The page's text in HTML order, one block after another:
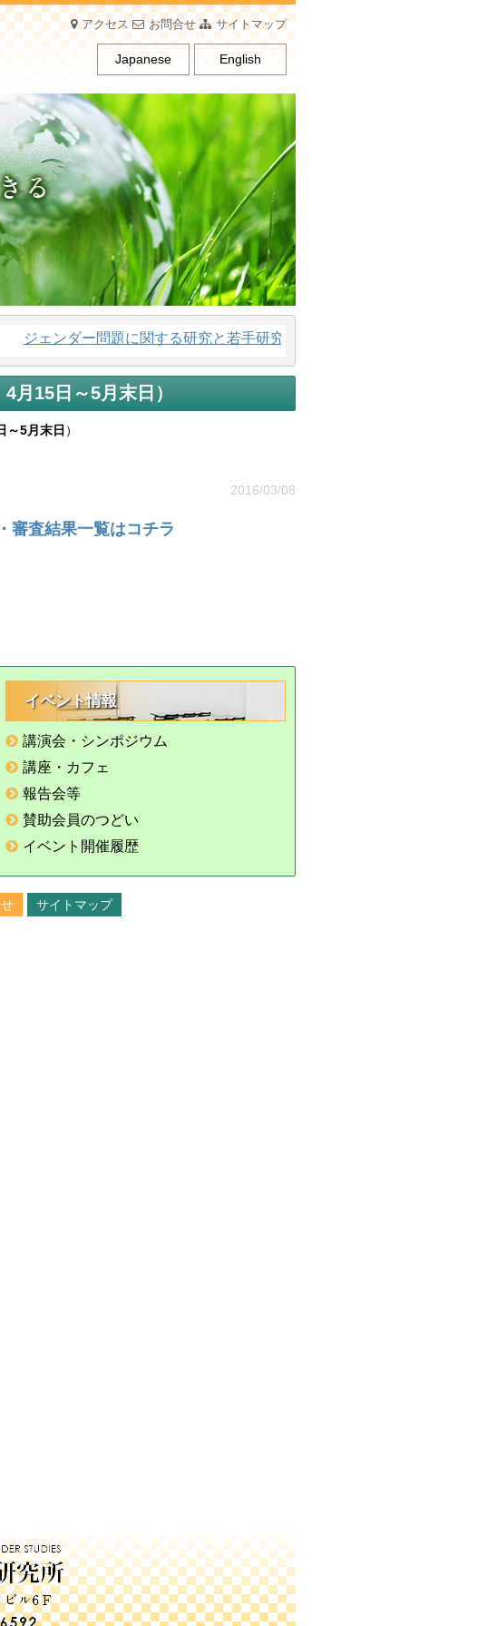
アクセス お問合せ サイトマップ
English
Japanese
ジェンダー問題に関する研究と若手研究者の育成、男女平等意識の普及を
4月15日～5月末日 ）
～5月末日 ）
2016/03/08
審査結果一覧はコチラ
イベント情報
講演会・シンポジウム
講座・カフェ
報告会等
賛助会員のつどい
イベント開催履歴
サイトマップ